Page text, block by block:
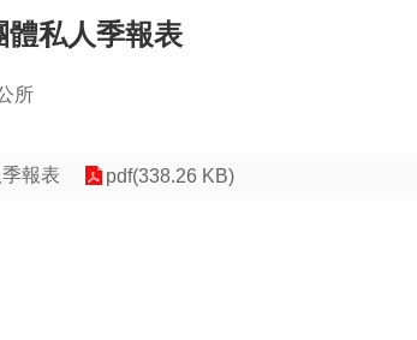
體私人季報表
所
報表 pdf(338.26 KB)